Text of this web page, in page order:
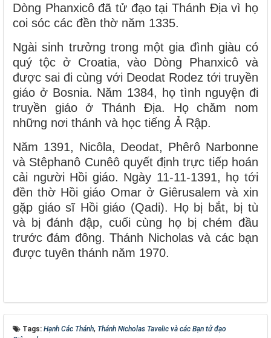
Dòng Phanxicô đã tử đạo tại Thánh Địa vì họ
coi sóc các đền thờ năm 1335.
Ngài sinh trưởng trong một gia đình giàu có
quý tộc ở Croatia, vào Dòng Phanxicô và
được sai đi cùng với Deodat Rodez tới truyền
giáo ở Bosnia. Năm 1384, họ tình nguyện đi
truyền giáo ở Thánh Địa. Họ chăm nom
những nơi thánh và học tiếng Ả Rập.
Năm 1391, Nicôla, Deodat, Phêrô Narbonne
và Stêphanô Cunêô quyết định trực tiếp hoán
cải người Hồi giáo. Ngày 11-11-1391, họ tới
đền thờ Hồi giáo Omar ở Giêrusalem và xin
gặp giáo sĩ Hồi giáo (Qadi). Họ bị bắt, bị tù
và bị đánh đập, cuối cùng họ bị chém đầu
trước đám đông. Thánh Nicholas và các bạn
được tuyên thánh năm 1970.
Tags: Hạnh Các Thánh, Thánh Nicholas Tavelic và các Bạn tử đạo